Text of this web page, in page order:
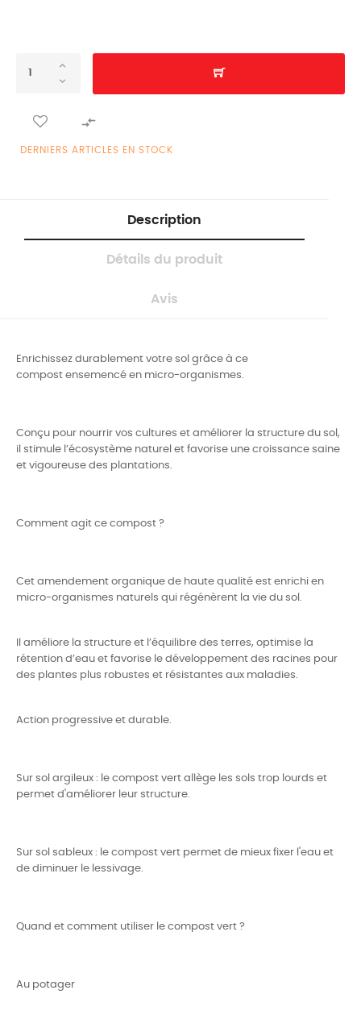

DERNIERS ARTICLES EN STOCK
Description
Détails du produit
Avis
Enrichissez durablement votre sol grâce à ce
compost ensemencé en micro-organismes.
Conçu pour nourrir vos cultures et améliorer la structure du sol,
il stimule l’écosystème naturel et favorise une croissance saine
et vigoureuse des plantations.
Comment agit ce compost ?
Cet amendement organique de haute qualité est enrichi en
micro-organismes naturels qui régénèrent la vie du sol.
Il améliore la structure et l’équilibre des terres, optimise la
rétention d’eau et favorise le développement des racines pour
des plantes plus robustes et résistantes aux maladies.
Action progressive et durable.
Sur sol argileux : le compost vert allège les sols trop lourds et
permet d'améliorer leur structure.
Sur sol sableux : le compost vert permet de mieux fixer l'eau et
de diminuer le lessivage.
Quand et comment utiliser le compost vert ?
Au potager